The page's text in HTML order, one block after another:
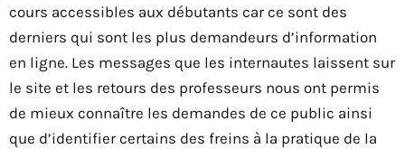
cours accessibles aux débutants car ce sont des
derniers qui sont les plus demandeurs d’information
en ligne. Les messages que les internautes laissent sur
le site et les retours des professeurs nous ont permis
de mieux connaître les demandes de ce public ainsi
que d’identifier certains des freins à la pratique de la